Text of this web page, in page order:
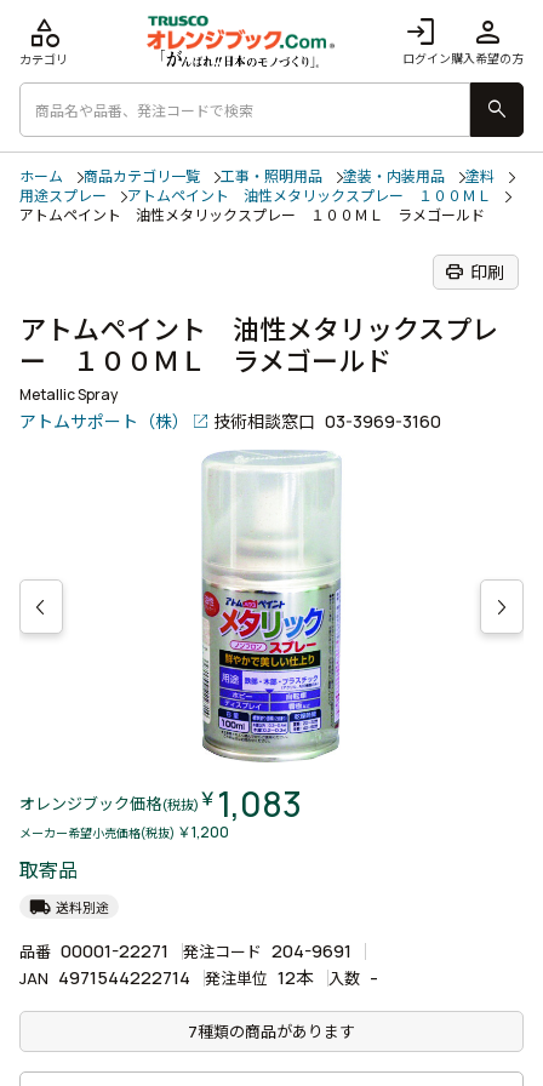
login
ログイン
person
購入希望の方
category
カテゴリ
search
ホーム 商品カテゴリ一覧 工事・照明用品 塗装・内装用品
塗料
用途スプレー
アトムペイント 油性メタリックスプレー １００ＭＬ
アトムペイント 油性メタリックスプレー １００ＭＬ ラメゴールド
print 印刷
アトムペイント 油性メタリックスプレ
ー １００ＭＬ ラメゴールド
Metallic Spray
アトムサポート（株） 技術相談窓口 03-3969-3160
オレンジブック価格(税抜) ￥ 1,083
メーカー希望小売価格(税抜) ￥1,200
取寄品
local_shipping 送料別途
品番 00001-22271 発注コード 204-9691
JAN 4971544222714 発注単位 12本 入数 -
7種類の商品があります